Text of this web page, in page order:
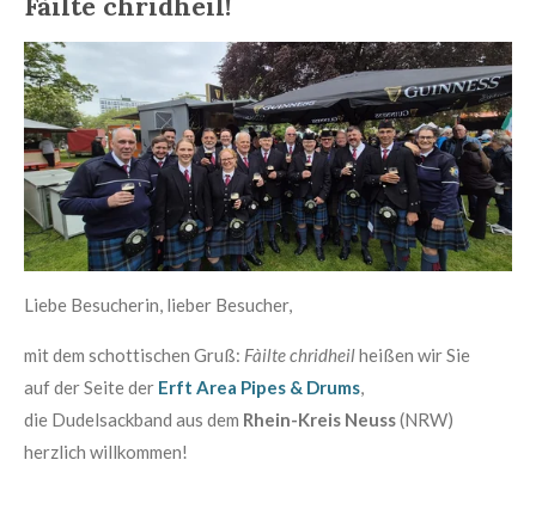
Liebe Besucherin, lieber Besucher,
mit dem schottischen Gruß: Fàilte chridheilheißen wir Sie
auf der Seite der Erft Area Pipes & Drums,
die Dudelsackband aus dem Rhein-Kreis Neuss(NRW)
herzlich willkommen!